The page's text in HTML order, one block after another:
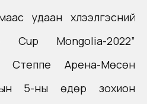
удаан хүлээлгэсний
Cup Mongolia-2022”
Степпе Арена-Мөсөн
5-ны өдөр зохион